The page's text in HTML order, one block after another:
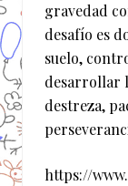
gravedad
desafío es
suelo,
desarrollar
destreza,
https://